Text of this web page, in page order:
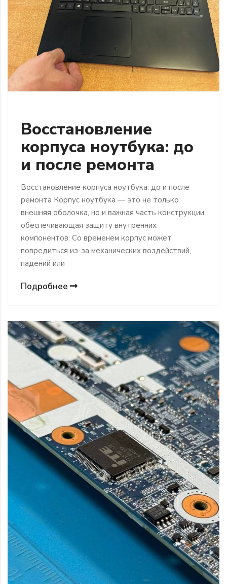
Восстановление
корпуса ноутбука: до
и после ремонта
Восстановление корпуса ноутбука: до и после
ремонта Корпус ноутбука — это не только
внешняя оболочка, но и важная часть конструкции,
обеспечивающая защиту внутренних
компонентов. Со временем корпус может
повредиться из-за механических воздействий,
падений или
Подробнее